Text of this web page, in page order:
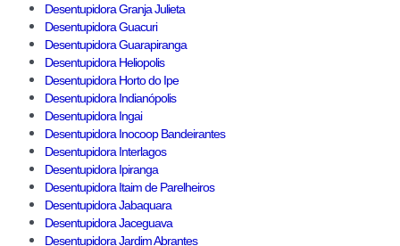
Desentupidora Granja Julieta
Desentupidora Guacuri
Desentupidora Guarapiranga
Desentupidora Heliopolis
Desentupidora Horto do Ipe
Desentupidora Indianópolis
Desentupidora Ingai
Desentupidora Inocoop Bandeirantes
Desentupidora Interlagos
Desentupidora Ipiranga
Desentupidora Itaim de Parelheiros
Desentupidora Jabaquara
Desentupidora Jaceguava
Desentupidora Jardim Abrantes